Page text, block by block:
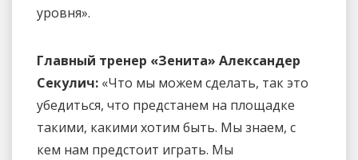
уровня».
Главный тренер «Зенита» Александер
Секулич: «Что мы можем сделать, так это
убедиться, что предстанем на площадке
такими, какими хотим быть. Мы знаем, с
кем нам предстоит играть. Мы